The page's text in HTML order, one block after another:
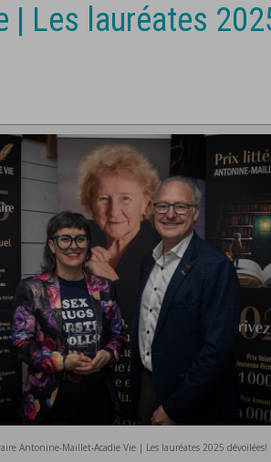
| Les lauréates
Antonine-Maillet-Acadie Vie | Les lauréates 2025 dévoilées!